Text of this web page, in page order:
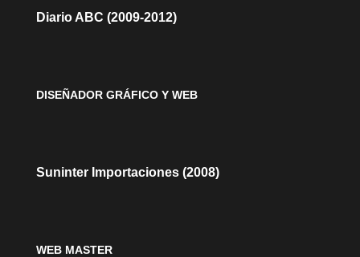
Diario ABC (2009-2012)
DISEÑADOR GRÁFICO Y WEB
Suninter Importaciones (2008)
WEB MASTER